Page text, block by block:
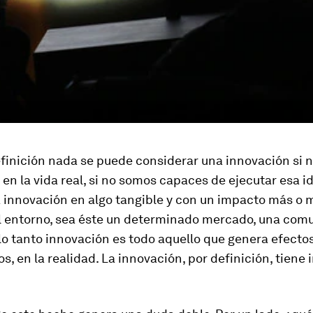
nada se puede considerar una innovación si
la vida real, si no somos capaces de ejecutar esa
innovación en algo tangible y con un impacto más o
entorno, sea éste un determinado mercado, una
tanto innovación es todo aquello que genera
en la realidad. La innovación, por definición, tiene